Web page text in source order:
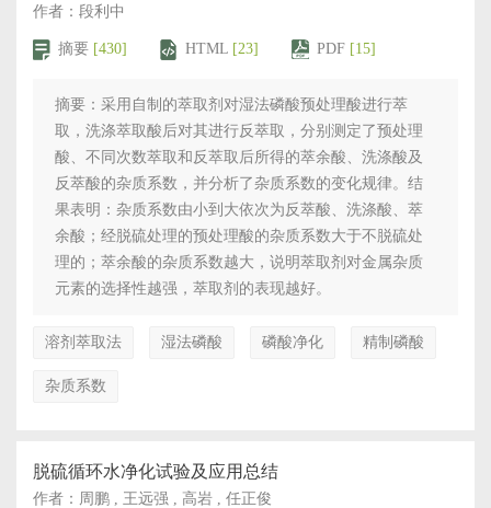
作者：段利中
摘要 [430] HTML [23] PDF [15]
摘要：采用自制的萃取剂对湿法磷酸预处理酸进行萃
取，洗涤萃取酸后对其进行反萃取，分别测定了预处理
酸、不同次数萃取和反萃取后所得的萃余酸、洗涤酸及
反萃酸的杂质系数，并分析了杂质系数的变化规律。结
果表明：杂质系数由小到大依次为反萃酸、洗涤酸、萃
余酸；经脱硫处理的预处理酸的杂质系数大于不脱硫处
理的；萃余酸的杂质系数越大，说明萃取剂对金属杂质
元素的选择性越强，萃取剂的表现越好。
溶剂萃取法 湿法磷酸 磷酸净化 精制磷酸
杂质系数
脱硫循环水净化试验及应用总结
作者：周鹏 , 王远强 , 高岩 , 任正俊